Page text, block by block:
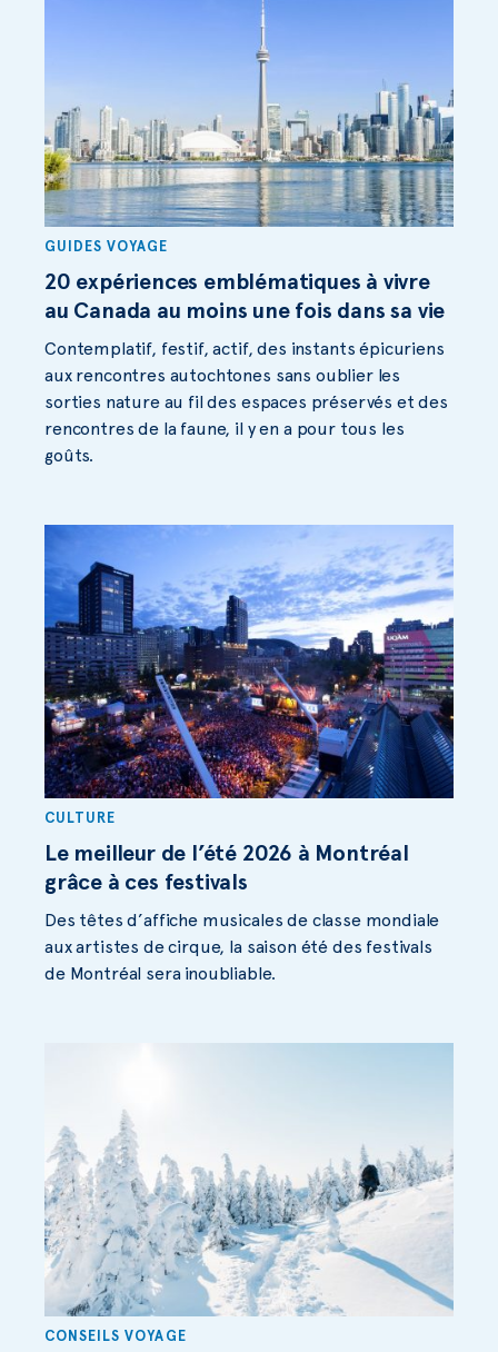
GUIDES VOYAGE
20 expériences emblématiques à vivre
au Canada au moins une fois dans sa vie
Contemplatif, festif, actif, des instants épicuriens
aux rencontres autochtones sans oublier les
sorties nature au fil des espaces préservés et des
rencontres de la faune, il y en a pour tous les
goûts.
CULTURE
Le meilleur de l’été 2026 à Montréal
grâce à ces festivals
Des têtes d’affiche musicales de classe mondiale
aux artistes de cirque, la saison été des festivals
de Montréal sera inoubliable.
CONSEILS VOYAGE